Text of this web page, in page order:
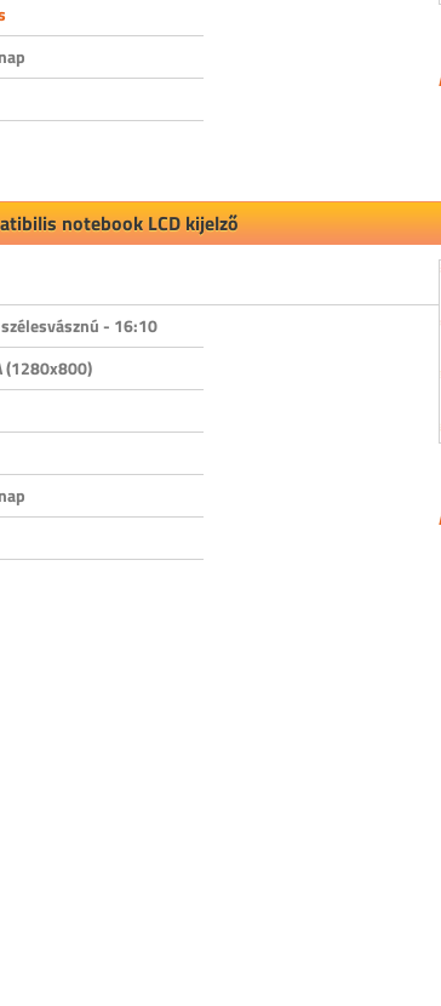
notebook LCD kijelző
- 16:10
(1280x800)